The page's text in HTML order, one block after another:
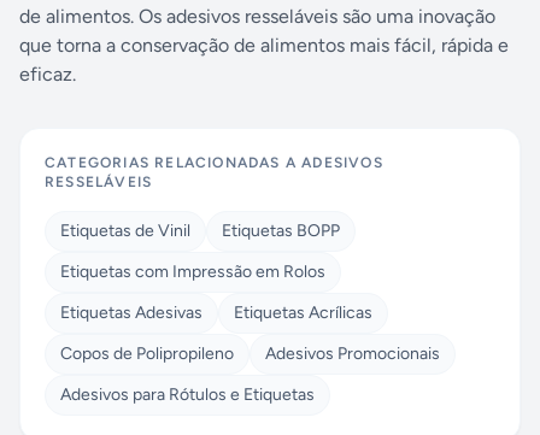
de alimentos. Os adesivos resseláveis são uma inovação
que torna a conservação de alimentos mais fácil, rápida e
eficaz.
CATEGORIAS RELACIONADAS AADESIVOS
RESSELÁVEIS
Etiquetas de Vinil
Etiquetas BOPP
Etiquetas com Impressão em Rolos
Etiquetas Adesivas
Etiquetas Acrílicas
Copos de Polipropileno
Adesivos Promocionais
Adesivos para Rótulos e Etiquetas